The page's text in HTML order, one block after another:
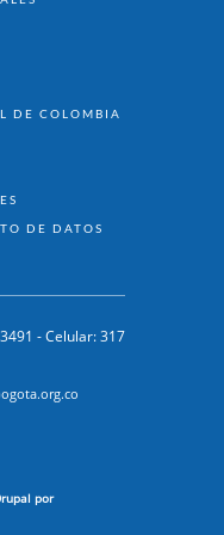
DE COLOMBIA
DE DATOS
- Celular: 317
por